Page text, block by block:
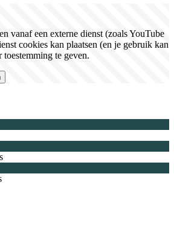
vanaf een externe dienst (zoals YouTube
cookies kan plaatsen (en je gebruik kan
te geven.